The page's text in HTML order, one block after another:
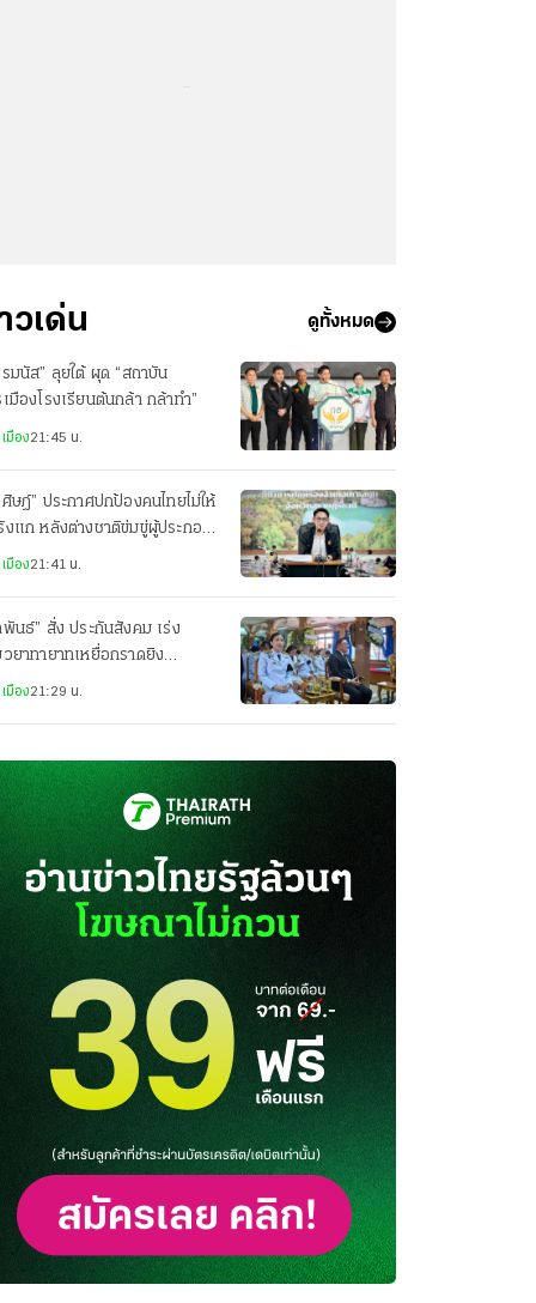
วเด่น ดูทั้งหมด
รมนัส” ลุยใต้ ผุด “สถาบัน
มืองโรงเรียนต้นกล้า กล้าทำ”
มือง21:45 น.
ศิษฎ์” ประกาศปกป้องคนไทยไม่ให้
งแก หลังต่างชาติข่มขู่ผู้ประกอบ
กาะสมุย
มือง21:41 น.
พันธ์” สั่ง ประกันสังคม เร่ง
วยาทายาทเหยื่อกราดยิง
ทพศิรินทร์
มือง21:29 น.